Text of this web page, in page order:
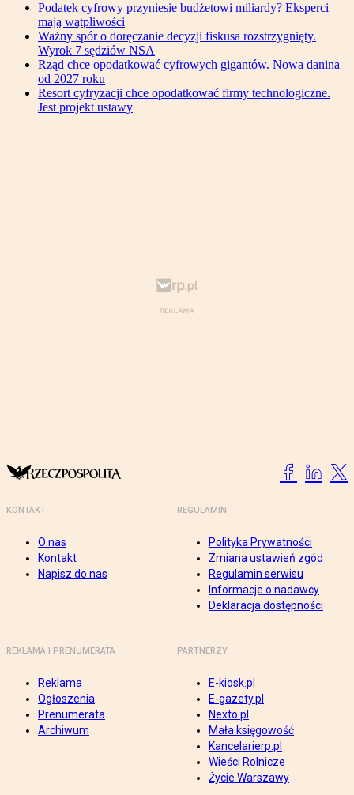
Podatek cyfrowy przyniesie budżetowi miliardy? Eksperci
mają wątpliwości
Ważny spór o doręczanie decyzji fiskusa rozstrzygnięty.
Wyrok 7 sędziów NSA
Rząd chce opodatkować cyfrowych gigantów. Nowa danina
od 2027 roku
Resort cyfryzacji chce opodatkować firmy technologiczne.
Jest projekt ustawy
KONTAKT
O nas
Kontakt
Napisz do nas
REGULAMIN
Polityka Prywatności
Zmiana ustawień zgód
Regulamin serwisu
Informacje o nadawcy
Deklaracja dostępności
REKLAMA I PRENUMERATA
Reklama
Ogłoszenia
Prenumerata
Archiwum
PARTNERZY
E-kiosk.pl
E-gazety.pl
Nexto.pl
Mała księgowość
Kancelarierp.pl
Wieści Rolnicze
Życie Warszawy